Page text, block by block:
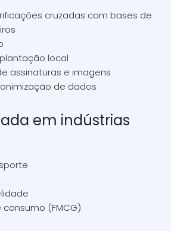
cruzadas com bases de
local
assinaturas e imagens
de dados
em indústrias
(FMCG)